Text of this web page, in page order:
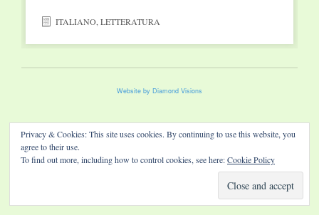
ITALIANO,LETTERATURA
Website by Diamond Visions
Privacy & Cookies: This site uses cookies. By continuing to use this website, you
agree to their use.
To find out more, including how to control cookies, see here:Cookie Policy